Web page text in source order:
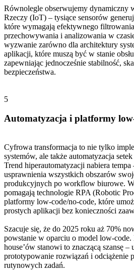
Równolegle obserwujemy dynamiczny
Rzeczy (IoT) – tysiące sensorów
które wymagają efektywnego
przechowywania i analizowania w
wyzwanie zarówno dla architektury
aplikacji, które muszą być w stanie
zapewniając jednocześnie stabilność,
bezpieczeństwa.
5
Automatyzacja i platformy
Cyfrowa transformacja to nie tylko
systemów, ale także automatyzacja
Trend hiperautomatyzacji nabiera
usprawnienia wszystkich obszarów
produkcyjnych po workflow biurowe.
pomagają technologie RPA (Robotic
platformy low-code/no-code, które
prostych aplikacji bez konieczności
Szacuje się, że do 2025 roku aż 70%
powstanie w oparciu o model low-
house’ów stanowi to znaczącą szansę
prototypowanie rozwiązań i odciążenie
rutynowych zadań.